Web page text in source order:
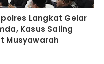
Langkat Gelar
Kasus Saling
Musyawarah